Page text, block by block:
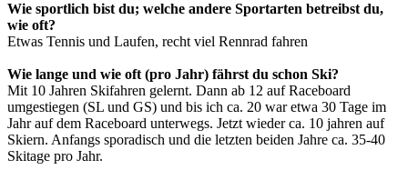
Wie sportlich bist du; welche andere Sportarten betreibst du,
wie oft?
Etwas Tennis und Laufen, recht viel Rennrad fahren
Wie lange und wie oft (pro Jahr) fährst du schon Ski?
Mit 10 Jahren Skifahren gelernt. Dann ab 12 auf Raceboard
umgestiegen (SL und GS) und bis ich ca. 20 war etwa 30 Tage im
Jahr auf dem Raceboard unterwegs. Jetzt wieder ca. 10 jahren auf
Skiern. Anfangs sporadisch und die letzten beiden Jahre ca. 35-40
Skitage pro Jahr.